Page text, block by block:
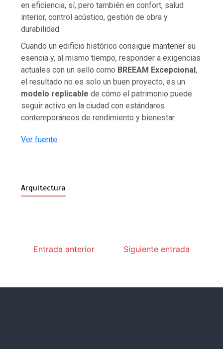
en eficiencia, sí, pero también en confort, salud
interior, control acústico, gestión de obra y
durabilidad.
Cuando un edificio histórico consigue mantener su
esencia y, al mismo tiempo, responder a exigencias
actuales con un sello como BREEAM Excepcional,
el resultado no es solo un buen proyecto, es un
modelo replicable de cómo el patrimonio puede
seguir activo en la ciudad con estándares
contemporáneos de rendimiento y bienestar.
Ver fuente
Arquitectura
Entrada anterior Siguiente entrada